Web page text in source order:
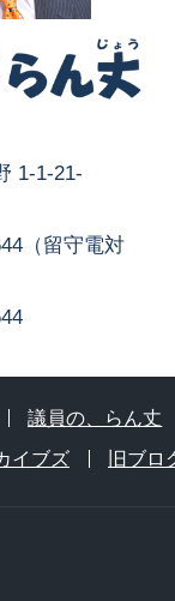
1-1-21-
（留守電対
議員の、らん丈
イブズ
旧ブロ